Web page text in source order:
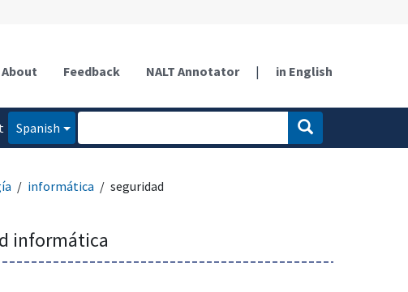
About Feedback NALT Annotator | in English
Spanish
informática
seguridad
informática